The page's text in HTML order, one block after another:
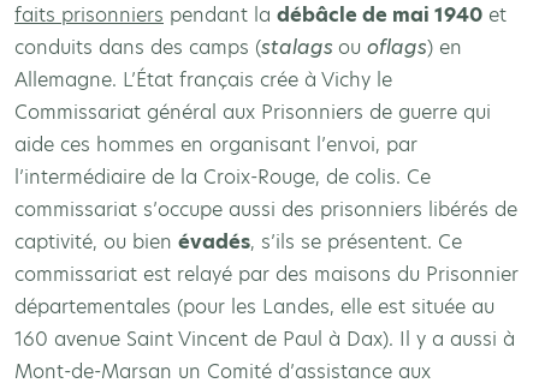
faits prisonniers pendant la débâcle de mai 1940 et
conduits dans des camps (stalags ou oflags) en
Allemagne. L’État français crée à Vichy le
Commissariat général aux Prisonniers de guerre qui
aide ces hommes en organisant l’envoi, par
l’intermédiaire de la Croix-Rouge, de colis. Ce
commissariat s’occupe aussi des prisonniers libérés de
captivité, ou bien évadés, s’ils se présentent. Ce
commissariat est relayé par des maisons du Prisonnier
départementales (pour les Landes, elle est située au
160 avenue Saint Vincent de Paul à Dax). Il y a aussi à
Mont-de-Marsan un Comité d’assistance aux